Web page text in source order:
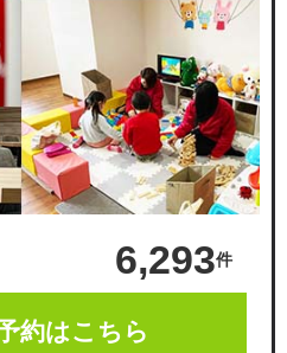
6,293件
約はこちら